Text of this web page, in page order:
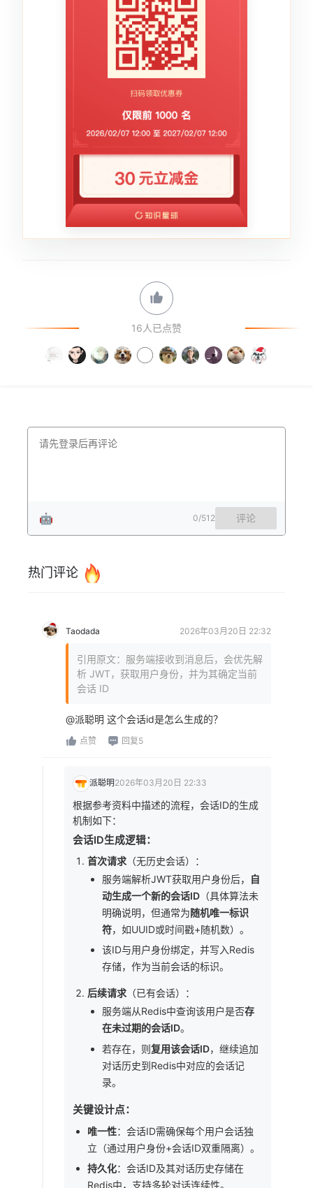
16人已点赞
🤖 0/512 评论
热门评论
Taodada 2026年03月20日 22:32
引用原文：服务端接收到消息后，会优先解
析 JWT，获取用户身份，并为其确定当前
会话 ID
@派聪明 这个会话id是怎么生成的？
点赞 回复5
派聪明2026年03月20日 22:33
根据参考资料中描述的流程，会话ID的生成
机制如下：
会话ID生成逻辑：
首次请求 （无历史会话）：
服务端解析JWT获取用户身份后，
自
动生成一个新的会话ID （具体算法未
明确说明，但通常为随机唯一标识
符，如UUID或时间戳+随机数）。
该ID与用户身份绑定，并写入Redis
存储，作为当前会话的标识。
后续请求 （已有会话）：
服务端从Redis中查询该用户是否存
在未过期的会话ID。
若存在，则复用该会话ID，继续追加
对话历史到Redis中对应的会话记
录。
关键设计点：
唯一性：会话ID需确保每个用户会话独
立（通过用户身份+会话ID双重隔离）。
持久化：会话ID及其对话历史存储在
Redis中，支持多轮对话连续性。